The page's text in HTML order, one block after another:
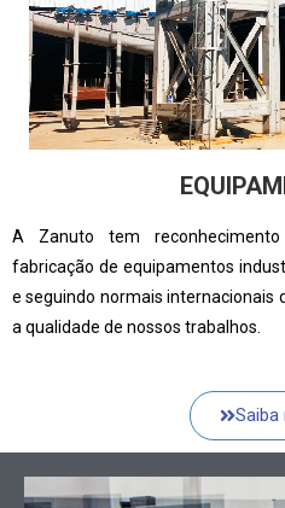
A Zanuto tem
fabricação de equipamentos
e seguindo normais internacionais
a qualidade de nossos trabalhos.
Saiba